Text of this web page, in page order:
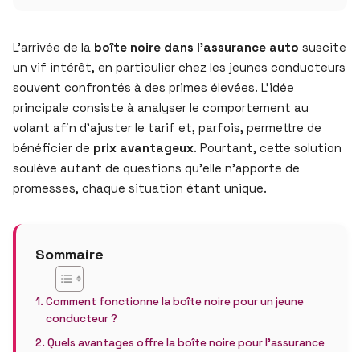
L’arrivée de la boîte noire dans l’assurance auto suscite
un vif intérêt, en particulier chez les jeunes conducteurs
souvent confrontés à des primes élevées. L’idée
principale consiste à analyser le comportement au
volant afin d’ajuster le tarif et, parfois, permettre de
bénéficier de prix avantageux. Pourtant, cette solution
soulève autant de questions qu’elle n’apporte de
promesses, chaque situation étant unique.
Sommaire
Comment fonctionne la boîte noire pour un jeune
conducteur ?
Quels avantages offre la boîte noire pour l’assurance